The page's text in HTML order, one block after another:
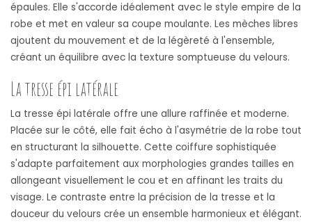
épaules. Elle s'accorde idéalement avec le style empire de la
robe et met en valeur sa coupe moulante. Les mèches libres
ajoutent du mouvement et de la légèreté à l'ensemble,
créant un équilibre avec la texture somptueuse du velours.
La tresse épi latérale
La tresse épi latérale offre une allure raffinée et moderne.
Placée sur le côté, elle fait écho à l'asymétrie de la robe tout
en structurant la silhouette. Cette coiffure sophistiquée
s'adapte parfaitement aux morphologies grandes tailles en
allongeant visuellement le cou et en affinant les traits du
visage. Le contraste entre la précision de la tresse et la
douceur du velours crée un ensemble harmonieux et élégant.